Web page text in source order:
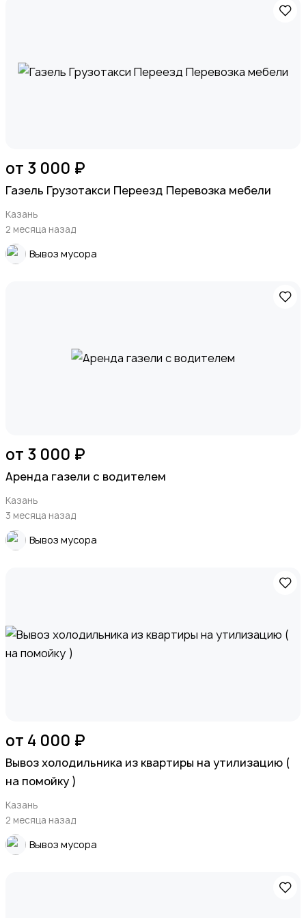
от 3 000 ₽
Газель Грузотакси Переезд Перевозка мебели
Казань
2 месяца назад
Вывоз мусора
от 3 000 ₽
Аренда газели с водителем
Казань
3 месяца назад
Вывоз мусора
от 4 000 ₽
Вывоз холодильника из квартиры на утилизацию (
на помойку )
Казань
2 месяца назад
Вывоз мусора